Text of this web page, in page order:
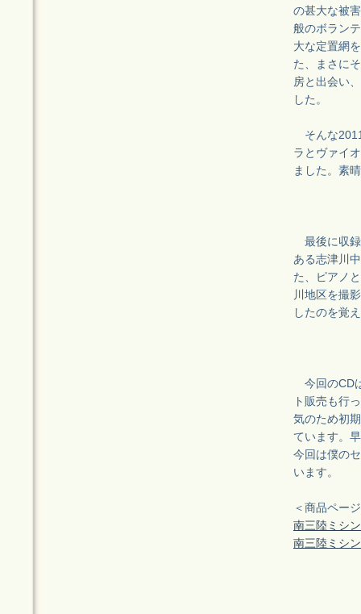
の甚大な被
般のボラン
大な定置網
た、まさに
房と出会い
した。
そんな
ラとヴァイ
ました。素
最後に収録
ある志津川
た、ピアノ
川地区を撮
したのを覚
今回のCD
ト販売も行
気のため初
ています。
今回は僕の
います。
＜商品ペー
南三陸ミシ
南三陸ミシ